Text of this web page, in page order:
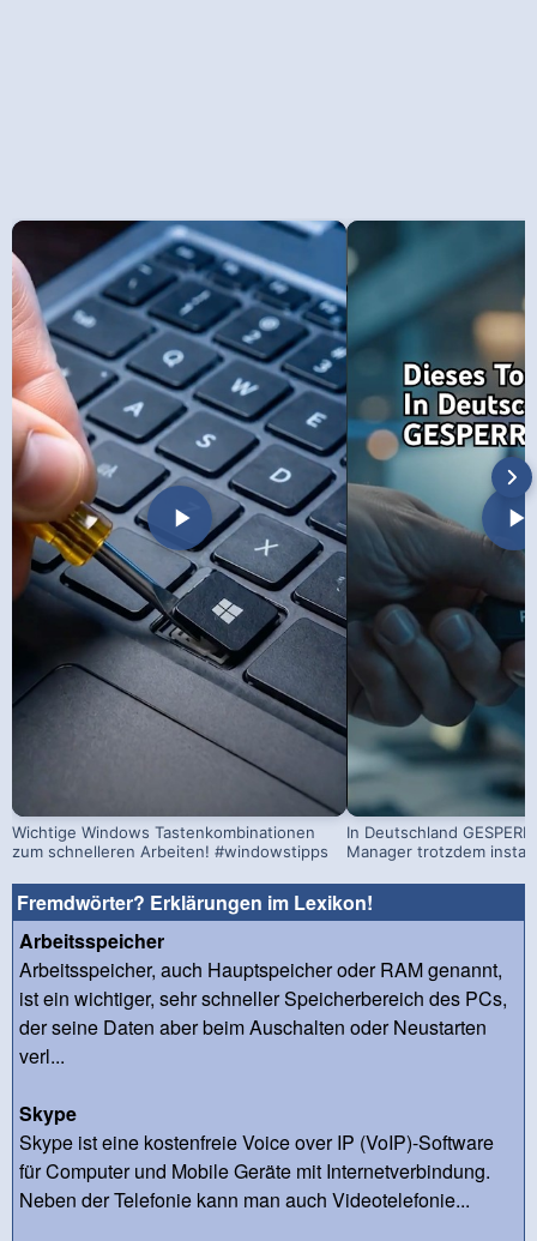
Wichtige Windows Tastenkombinationen
zum schnelleren Arbeiten! #windowstipps
In Deutschland
Manager trotzdem
Fremdwörter? Erklärungen im Lexikon!
Arbeitsspeicher
Arbeitsspeicher, auch Hauptspeicher oder RAM genannt,
ist ein wichtiger, sehr schneller Speicherbereich des PCs,
der seine Daten aber beim Auschalten oder Neustarten
verl...
Skype
Skype ist eine kostenfreie Voice over IP (VoIP)-Software
für Computer und Mobile Geräte mit Internetverbindung.
Neben der Telefonie kann man auch Videotelefonie...